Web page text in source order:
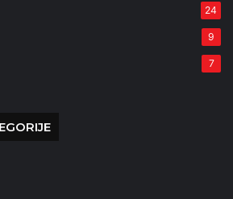
24
9
7